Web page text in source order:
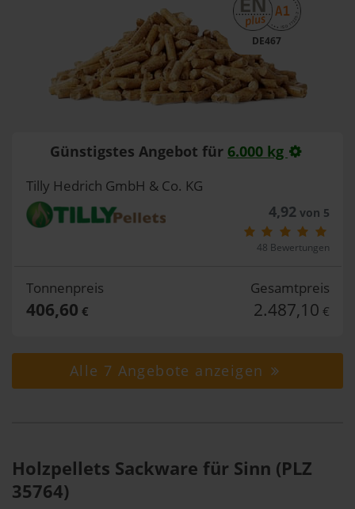
DE467
Günstigstes Angebot für 6.000 kg
Tilly Hedrich GmbH & Co. KG
4,92von 5
48 Bewertungen
Tonnenpreis
406,60 €
Gesamtpreis
2.487,10 €
Alle 7 Angebote anzeigen
Holzpellets Sackware für Sinn (PLZ
35764)